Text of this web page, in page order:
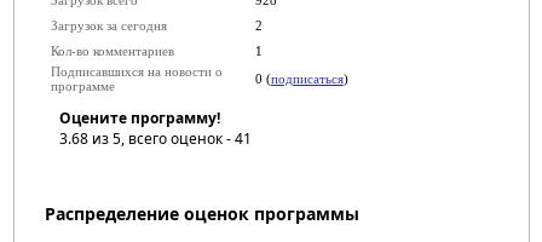
Загрузок за сегодня
2
Кол-во комментариев
1
Подписавшихся на новости о
программе
0 (подписаться)
Оцените программу!
3.68из 5, всего оценок -41
Распределение оценок программы